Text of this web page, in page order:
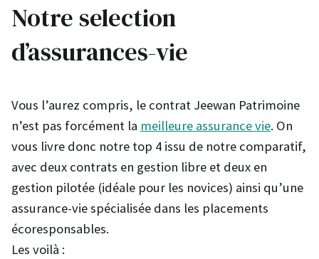
Notre selection
d’assurances-vie
Vous l’aurez compris, le contrat Jeewan Patrimoine
n’est pas forcément la meilleure assurance vie. On
vous livre donc notre top 4 issu de notre comparatif,
avec deux contrats en gestion libre et deux en
gestion pilotée (idéale pour les novices) ainsi qu’une
assurance-vie spécialisée dans les placements
écoresponsables.
Les voilà :